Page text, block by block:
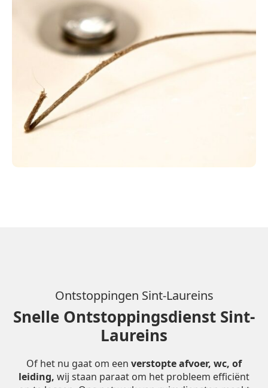
Ontstoppingen Sint-Laureins
Snelle Ontstoppingsdienst Sint-
Laureins
Of het nu gaat om een verstopte afvoer, wc, of
leiding, wij staan paraat om het probleem efficiënt